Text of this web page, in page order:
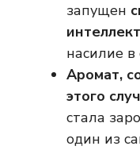
запущен
насилие в
Аромат,
этого
стала
один из